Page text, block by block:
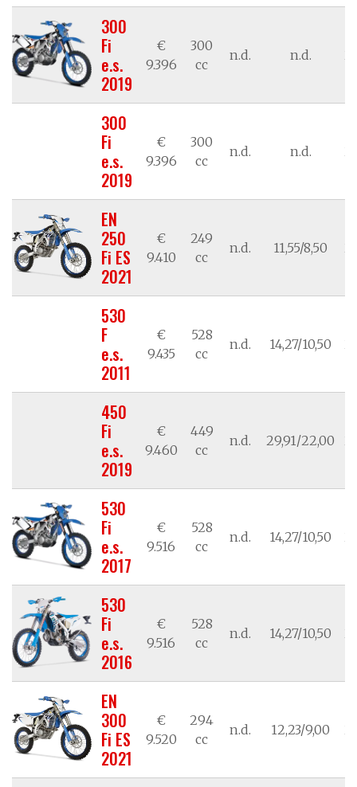
300
Fi
e.s.
2019
€
9.396
300
cc
n.d. n.d.
300
Fi
e.s.
2019
€
9.396
300
cc
n.d. n.d.
EN
250
Fi ES
2021
€
9.410
249
cc
n.d. 11,55/8,50
530
F
e.s.
2011
€
9.435
528
cc
n.d. 14,27/10,50
450
Fi
e.s.
2019
€
9.460
449
cc
n.d. 29,91/22,00
530
Fi
e.s.
2017
€
9.516
528
cc
n.d. 14,27/10,50
530
Fi
e.s.
2016
€
9.516
528
cc
n.d. 14,27/10,50
EN
300
Fi ES
2021
€
9.520
294
cc
n.d. 12,23/9,00